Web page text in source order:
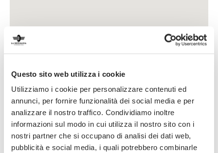
Questo sito web utilizza i cookie
Utilizziamo i cookie per personalizzare contenuti ed
annunci, per fornire funzionalità dei social media e per
analizzare il nostro traffico. Condividiamo inoltre
informazioni sul modo in cui utilizza il nostro sito con i
nostri partner che si occupano di analisi dei dati web,
pubblicità e social media, i quali potrebbero combinarle
THE GOOD GUYS
MORAYFIELD